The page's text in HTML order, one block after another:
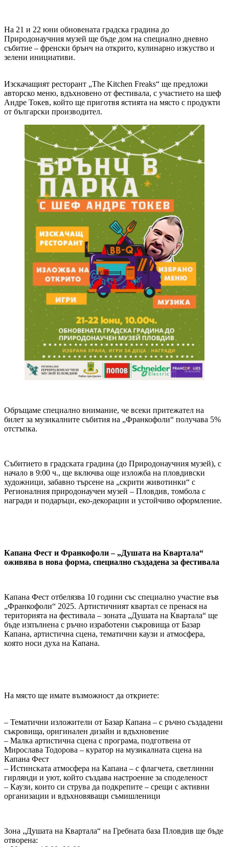
На 21 и 22 юни обновената градска градина до
Природонаучния музей ще бъде дом на специално дневно
събитие – френски брънч на открито, кулинарно изкуство и
зелени инициативи.
Изскачащият ресторант „The Kitchen Freaks“ ще предложи
авторско меню, вдъхновено от фестивала, с участието на шеф
Андре Токев, който ще приготвя ястията на място с продукти
от български производител.
Обръщаме специално внимание, че всеки притежател на
билет за музикалните събития на „Франкофоли“ получава 5%
отстъпка.
Събитието в градската градина (до Природонаучния музей), с
начало в 9:00 ч., ще включва още изложба на пловдивски
художници, забавно търсене на „скрити животинки“ с
Регионалния природонаучен музей – Пловдив, томбола с
награди и подаръци, еко-декорации и устойчиво оформление.
Капана Фест и Франкофоли – „Душата на Квартала“
оживява в нова форма, специално създадена за фестивала
Капана Фест отбелязва 10 години със специално участие във
„Франкофоли“ 2025. Артистичният квартал се пренася на
територията на фестивала – зоната „Душата на Квартала“ ще
бъде изпълнена с ръчно изработени съкровища от Базар
Капана, артистична сцена, тематични каузи и атмосфера,
която носи духа на Капана.
На място ще имате възможност да откриете:
– Тематични изложители от Базар Капана – с ръчно създадени
съкровища, оригинален дизайн и вдъхновение
– Малка артистична сцена с програма, подготвена от
Мирослава Тодорова – куратор на музикалната сцена на
Капана Фест
– Истинската атмосфера на Капана – с флагчета, светлинни
гирлянди и уют, който създава настроение за споделеност
– Каузи, които си струва да подкрепите – срещи с активни
организации и вдъхновяващи съмишленици
Зона „Душата на Квартала“ на Гребната база Пловдив ще бъде
отворена: